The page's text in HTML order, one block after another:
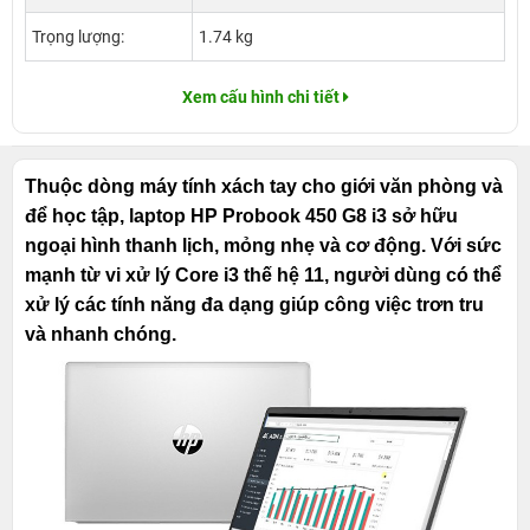
Trọng lượng: 1.74 kg
Xem cấu hình chi tiết
Thuộc dòng máy tính xách tay cho giới văn phòng và
để học tập, laptop HP Probook 450 G8 i3 sở hữu
ngoại hình thanh lịch, mỏng nhẹ và cơ động. Với sức
mạnh từ vi xử lý Core i3 thế hệ 11, người dùng có thể
xử lý các tính năng đa dạng giúp công việc trơn tru
và nhanh chóng.